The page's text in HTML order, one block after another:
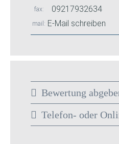
fax 09217932634
mail E-Mail schreiben
Bewertung
Telefon- oder